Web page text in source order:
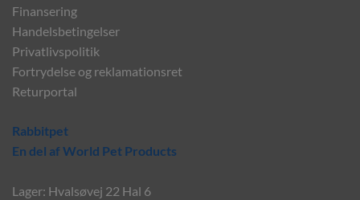
Finansering
Handelsbetingelser
Privatlivspolitik
Fortrydelse og reklamationsret
Returportal
Rabbitpet
En del af World Pet Products
Lager: Hvalsøvej 22 Hal 6